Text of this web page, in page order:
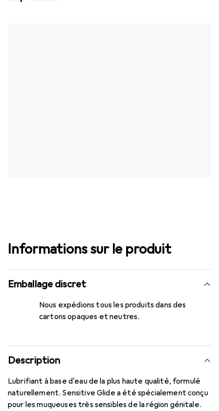
Informations sur le produit
Emballage discret
Nous expédions tous les produits dans des
cartons opaques et neutres.
Description
Lubrifiant à base d'eau de la plus haute qualité, formulé
naturellement. Sensitive Glide a été spécialement conçu
pour les muqueuses très sensibles de la région génitale.